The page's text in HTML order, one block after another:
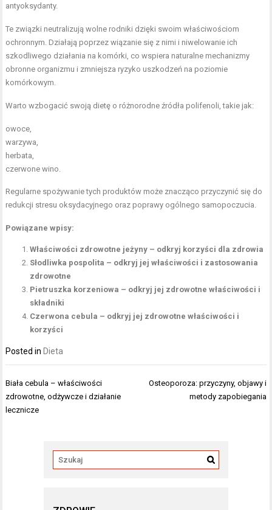
antyoksydanty.
Te związki neutralizują wolne rodniki dzięki swoim właściwościom
ochronnym. Działają poprzez wiązanie się z nimi i niwelowanie ich
szkodliwego działania na komórki, co wspiera naturalne mechanizmy
obronne organizmu i zmniejsza ryzyko uszkodzeń na poziomie
komórkowym.
Warto wzbogacić swoją dietę o różnorodne źródła polifenoli, takie jak:
owoce,
warzywa,
herbata,
czerwone wino.
Regularne spożywanie tych produktów może znacząco przyczynić się do
redukcji stresu oksydacyjnego oraz poprawy ogólnego samopoczucia.
Powiązane wpisy:
Właściwości zdrowotne jeżyny – odkryj korzyści dla zdrowia
Słodliwka pospolita – odkryj jej właściwości i zastosowania
zdrowotne
Pietruszka korzeniowa – odkryj jej zdrowotne właściwości i
składniki
Czerwona cebula – odkryj jej zdrowotne właściwości i
korzyści
Posted in Dieta
Nawigacja
wpisu
Biała cebula – właściwości
zdrowotne, odżywcze i działanie
lecznicze
Osteoporoza: przyczyny, objawy i
metody zapobiegania